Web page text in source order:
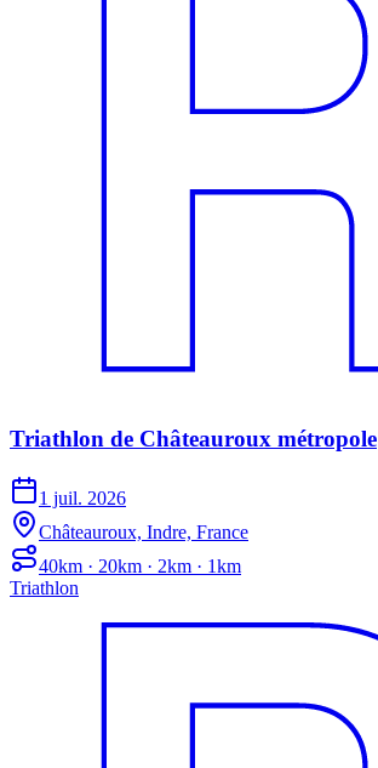
Triathlon de Châteauroux métropole
1 juil. 2026
Châteauroux, Indre, France
40km · 20km · 2km · 1km
Triathlon